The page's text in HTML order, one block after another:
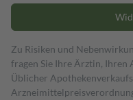
Zu Risiken und
fragen Sie Ihre Ärztin, Ihren
Üblicher